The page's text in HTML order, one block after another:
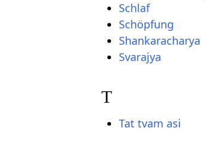
Schlaf
Schöpfung
Shankaracharya
Svarajya
T
Tat tvam asi